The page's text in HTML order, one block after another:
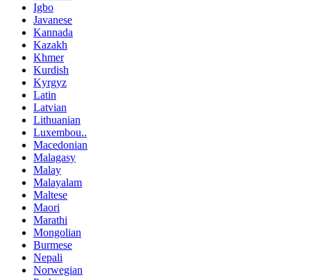
Igbo
Javanese
Kannada
Kazakh
Khmer
Kurdish
Kyrgyz
Latin
Latvian
Lithuanian
Luxembou..
Macedonian
Malagasy
Malay
Malayalam
Maltese
Maori
Marathi
Mongolian
Burmese
Nepali
Norwegian